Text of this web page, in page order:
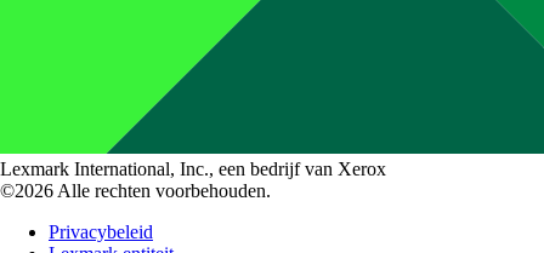
Lexmark International, Inc., een bedrijf van Xerox
©2026 Alle rechten voorbehouden.
Privacybeleid